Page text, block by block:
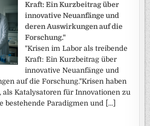
Kraft: Ein Kurzbeitrag über
innovative Neuanfänge und
deren Auswirkungen auf die
Forschung."
"Krisen im Labor als treibende
Kraft: Ein Kurzbeitrag über
innovative Neuanfänge und
auf die Forschung."Krisen haben
als Katalysatoren für Innovationen zu
bestehende Paradigmen und […]